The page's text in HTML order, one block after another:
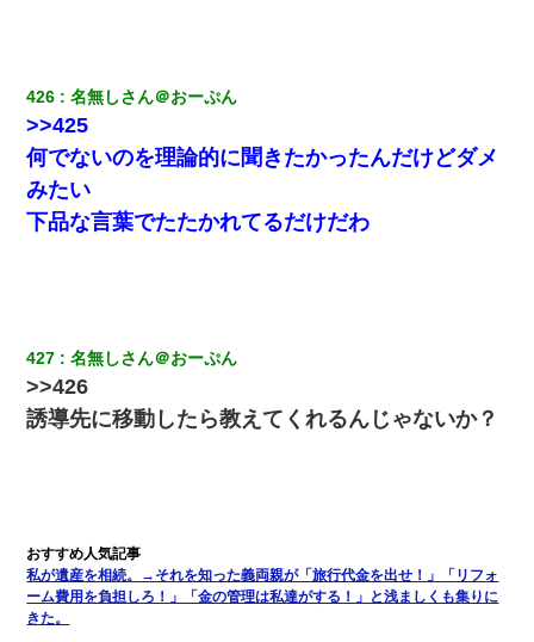
426 名無しさん＠おーぷん
>>425
何でないのを理論的に聞きたかったんだけどダメ
みたい
下品な言葉でたたかれてるだけだわ
427 名無しさん＠おーぷん
>>426
誘導先に移動したら教えてくれるんじゃないか？
私が遺産を相続。→それを知った義両親が「旅行代金を出せ！」「リフォ
ーム費用を負担しろ！」「金の管理は私達がする！」と浅ましくも集りに
きた。